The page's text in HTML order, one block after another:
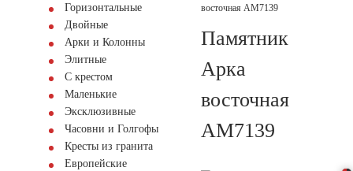
Горизонтальные
Двойные
Арки и Колонны
Элитные
С крестом
Маленькие
Эксклюзивные
Часовни и Голгофы
Кресты из гранита
Европейские
восточная AM7139
Памятник
Арка
восточная
AM7139